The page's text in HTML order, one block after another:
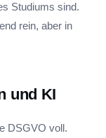
Studiums sind.
rein, aber in
und KI
DSGVO voll.